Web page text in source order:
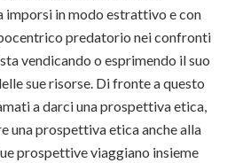
imporsi in modo estrattivo e con
predatorio nei confronti
vendicando o esprimendo il suo
sue risorse. Di fronte a questo
a darci una prospettiva etica,
una prospettiva etica anche alla
prospettive viaggiano insieme